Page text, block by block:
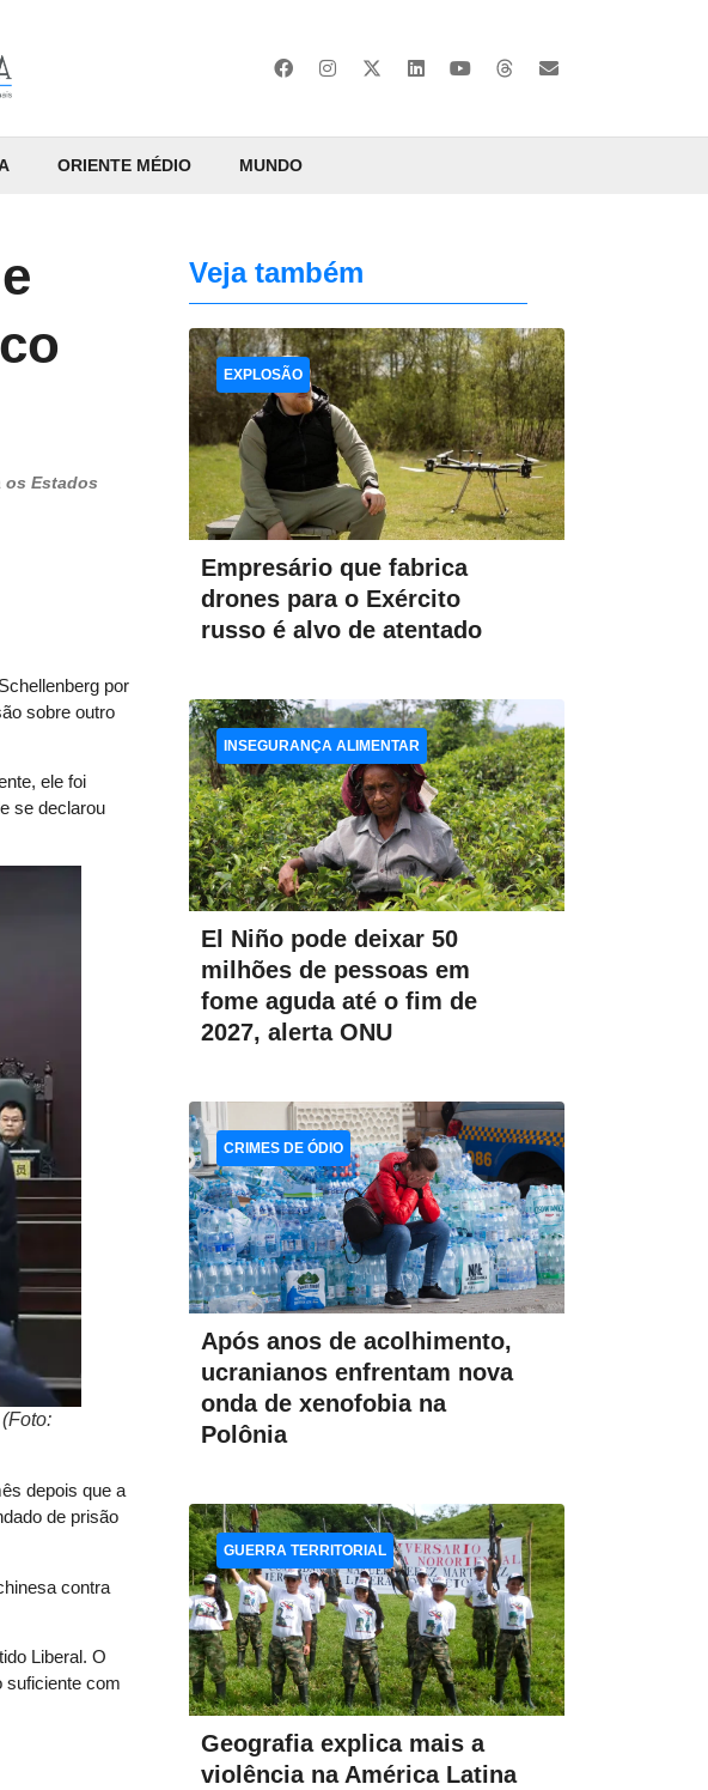
ORIENTE MÉDIO MUNDO
os Estados
por
sobre outro
ele foi
se declarou
depois que a
de prisão
contra
Liberal. O
suficiente com
Veja também
Empresário que fabrica
drones para o Exército
russo é alvo de atentado
EXPLOSÃO
El Niño pode deixar 50
milhões de pessoas em
fome aguda até o fim de
2027, alerta ONU
INSEGURANÇA ALIMENTAR
Após anos de acolhimento,
ucranianos enfrentam nova
onda de xenofobia na
Polônia
CRIMES DE ÓDIO
Geografia explica mais a
violência na América Latina
GUERRA TERRITORIAL